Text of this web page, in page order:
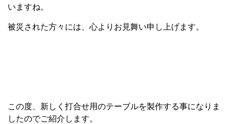
いますね。
被災された方々には、心よりお見舞い申し上げます。
この度、新しく打合せ用のテーブルを製作する事になりま
したのでご紹介します。